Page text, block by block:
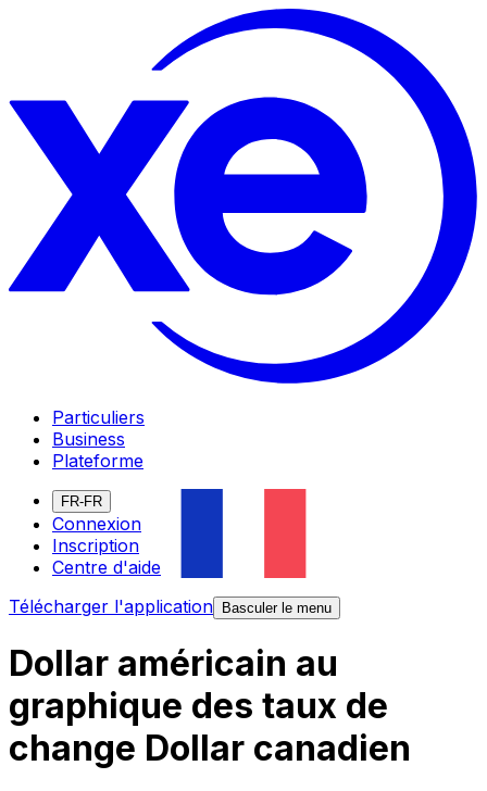
Particuliers
Business
Plateforme
FR-FR
Connexion
Inscription
Centre d'aide
Télécharger l'application
Basculer le menu
Dollar américain au
graphique des taux de
change Dollar canadien